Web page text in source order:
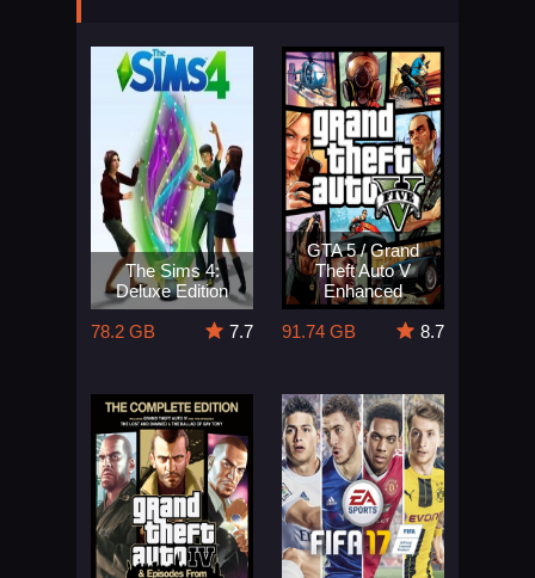
The Sims 4:
Deluxe Edition
78.2 GB
7.7
GTA 5 / Grand
Theft Auto V
Enhanced
91.74 GB
8.7